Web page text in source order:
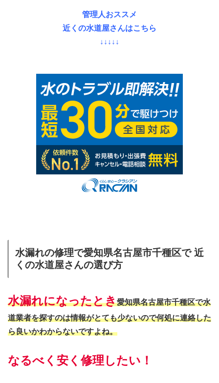
管理人おススメ
近くの水道屋さんはこちら
↓↓↓↓↓
水漏れの修理で愛知県名古屋市千種区で 近
くの水道屋さんの選び方
水漏れになったとき愛知県名古屋市千種区で水
道業者を探すのは情報がとても少ないので何処に連絡した
ら良いかわからないですよね。
なるべく安く修理したい！